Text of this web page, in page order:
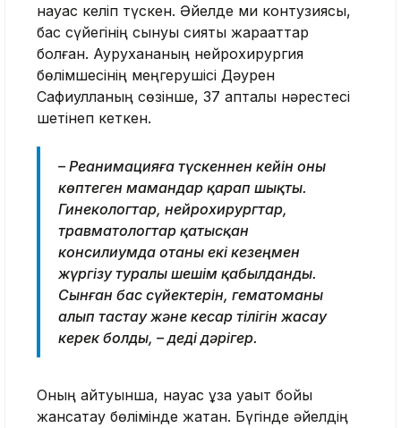
науқас келіп түскен. Әйелде ми контузиясы,
бас сүйегінің сынуы сияқты жарақаттар
болған. Аурухананың нейрохирургия
бөлімшесінің меңгерушісі Дәурен
Сафиулланың сөзінше, 37 апталық нәрестесі
шетінеп кеткен.
– Реанимацияға түскеннен кейін оны
көптеген мамандар қарап шықты.
Гинекологтар, нейрохирургтар,
травматологтар қатысқан
консилиумда отаны екі кезеңмен
жүргізу туралы шешім қабылданды.
Сынған бас сүйектерін, гематоманы
алып тастау және кесар тілігін жасау
керек болды, – деді дәрігер.
Оның айтуынша, науқас ұзақ уақыт бойы
жансақтау бөлімінде жатқан. Бүгінде әйелдің